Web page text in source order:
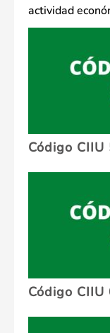
actividad
Código CIIU
Código CIIU